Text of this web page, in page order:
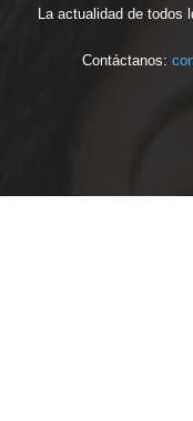
La actualidad de todos
Contáctanos: